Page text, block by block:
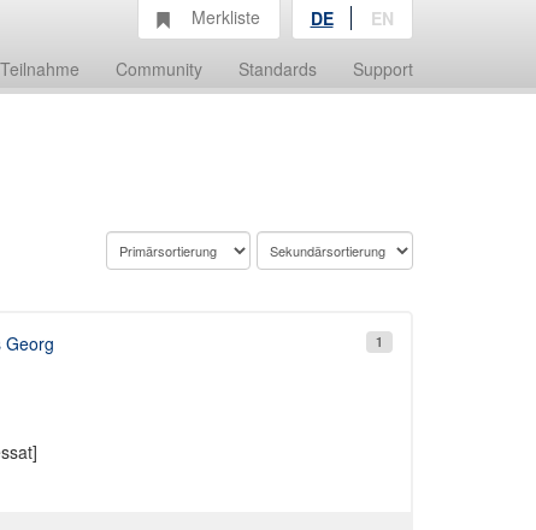
Teilnahme Community Standards Support
Merkliste DE EN
1
Georg